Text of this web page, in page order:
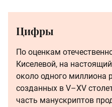
Цифры
По оценкам
Киселевой, на
около одного миллиона
созданных в V–XV
часть манускриптов